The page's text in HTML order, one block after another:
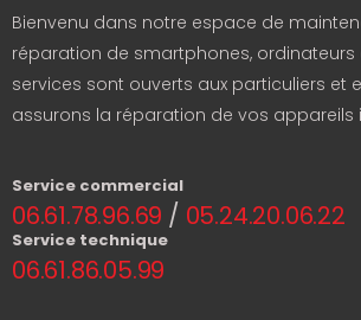
Bienvenu dans notre espace de
réparation de smartphones, ordinateurs
services sont ouverts aux particuliers et
assurons la réparation de vos appareils
Service commercial
06.61.78.96.69 / 05.24.20.06.22
Service technique
06.61.86.05.99